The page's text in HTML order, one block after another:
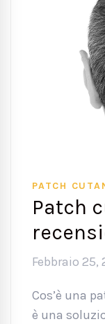
PATCH
Patch
Febbraio 25,
Cos’è una
è una